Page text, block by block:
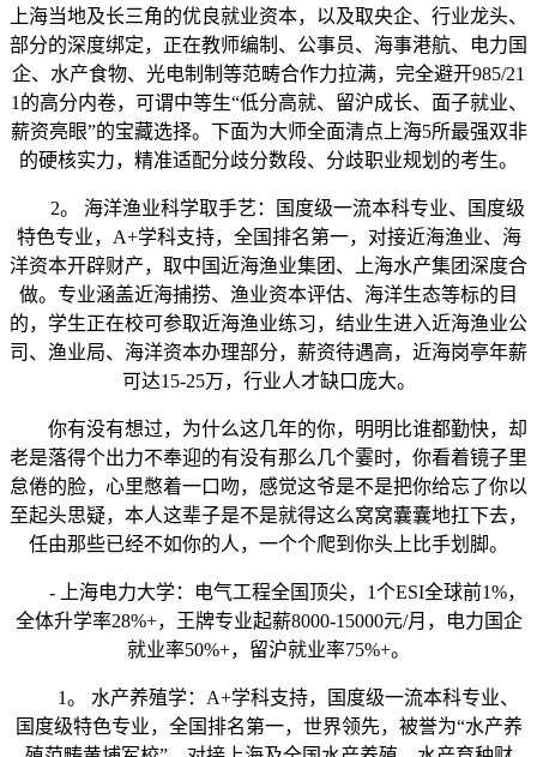
上海当地及长三角的优良就业资本，以及取央企、行业龙头、
部分的深度绑定，正在教师编制、公事员、海事港航、电力国
企、水产食物、光电制制等范畴合作力拉满，完全避开985/21
1的高分内卷，可谓中等生“低分高就、留沪成长、面子就业、
薪资亮眼”的宝藏选择。下面为大师全面清点上海5所最强双非
的硬核实力，精准适配分歧分数段、分歧职业规划的考生。
2。 海洋渔业科学取手艺：国度级一流本科专业、国度级
特色专业，A+学科支持，全国排名第一，对接近海渔业、海
洋资本开辟财产，取中国近海渔业集团、上海水产集团深度合
做。专业涵盖近海捕捞、渔业资本评估、海洋生态等标的目
的，学生正在校可参取近海渔业练习，结业生进入近海渔业公
司、渔业局、海洋资本办理部分，薪资待遇高，近海岗亭年薪
可达15-25万，行业人才缺口庞大。
你有没有想过，为什么这几年的你，明明比谁都勤快，却
老是落得个出力不奉迎的有没有那么几个霎时，你看着镜子里
怠倦的脸，心里憋着一口吻，感觉这爷是不是把你给忘了你以
至起头思疑，本人这辈子是不是就得这么窝窝囊囊地扛下去，
任由那些已经不如你的人，一个个爬到你头上比手划脚。
- 上海电力大学：电气工程全国顶尖，1个ESI全球前1%，
全体升学率28%+，王牌专业起薪8000-15000元/月，电力国企
就业率50%+，留沪就业率75%+。
1。 水产养殖学：A+学科支持，国度级一流本科专业、
国度级特色专业，全国排名第一，世界领先，被誉为“水产养